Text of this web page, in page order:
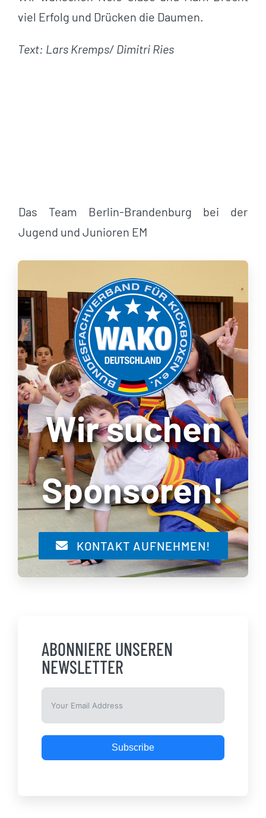
viel Erfolg und Drücken die Daumen.
Text: Lars Kremps/ Dimitri Ries
Das Team Berlin-Brandenburg bei der
Jugend und Junioren EM
Wir suchen
Sponsoren!
KONTAKT AUFNEHMEN!
ABONNIERE UNSEREN
NEWSLETTER
Subscribe